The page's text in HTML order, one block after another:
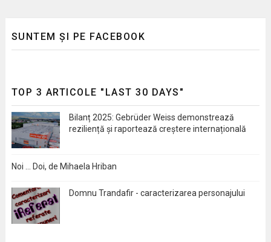
SUNTEM ȘI PE FACEBOOK
TOP 3 ARTICOLE "LAST 30 DAYS"
Bilanț 2025: Gebrüder Weiss demonstrează
reziliență și raportează creștere internațională
Noi … Doi, de Mihaela Hriban
Domnu Trandafir - caracterizarea personajului